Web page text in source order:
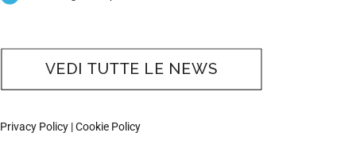
Privacy Policy |Cookie Policy